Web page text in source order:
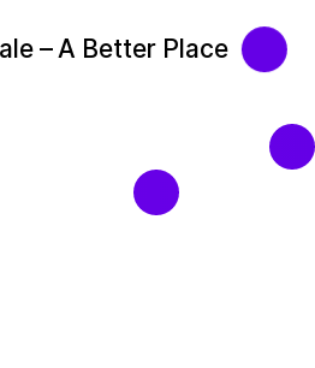
– A Better Place